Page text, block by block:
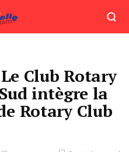
Club Rotary
intègre la
Rotary Club